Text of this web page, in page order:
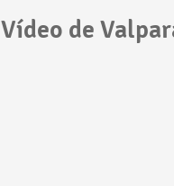
Vídeo de